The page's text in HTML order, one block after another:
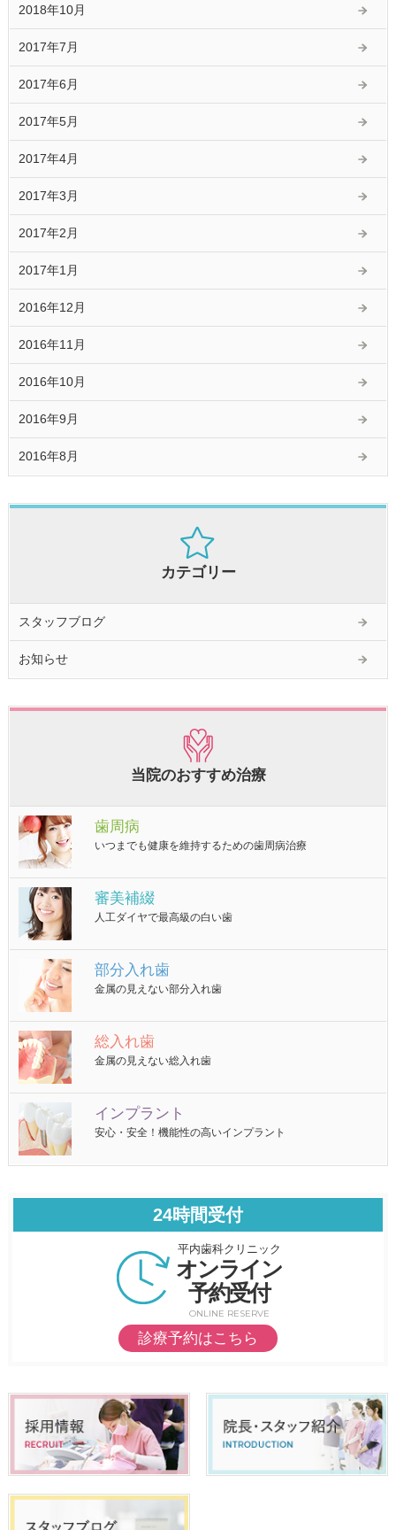
2018年10月
2017年7月
2017年6月
2017年5月
2017年4月
2017年3月
2017年2月
2017年1月
2016年12月
2016年11月
2016年10月
2016年9月
2016年8月
カテゴリー
スタッフブログ
お知らせ
当院のおすすめ治療
歯周病
いつまでも健康を維持するための歯周病治療
審美補綴
人工ダイヤで最高級の白い歯
部分入れ歯
金属の見えない部分入れ歯
総入れ歯
金属の見えない総入れ歯
インプラント
安心・安全！機能性の高いインプラント
24時間受付
平内歯科クリニック
オンライン
予約受付
ONLINE RESERVE
診療予約はこちら